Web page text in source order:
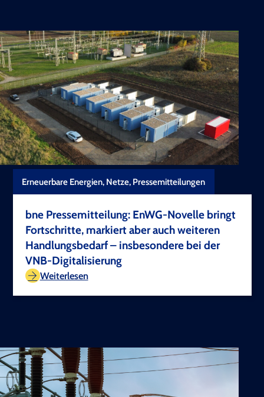
Erneuerbare Energien, Netze, Pressemitteilungen
bne Pressemitteilung: EnWG-Novelle bringt
Fortschritte, markiert aber auch weiteren
Handlungsbedarf – insbesondere bei der
VNB-Digitalisierung
Weiterlesen